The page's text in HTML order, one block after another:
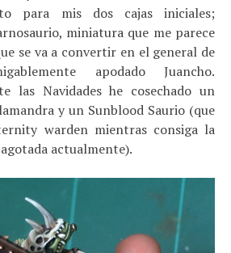
para mis dos cajas iniciales;
miniatura que me parece
se va a convertir en el general de
apodado Juancho.
las Navidades he cosechado un
y un Sunblood Saurio (que
warden mientras consiga la
actualmente).